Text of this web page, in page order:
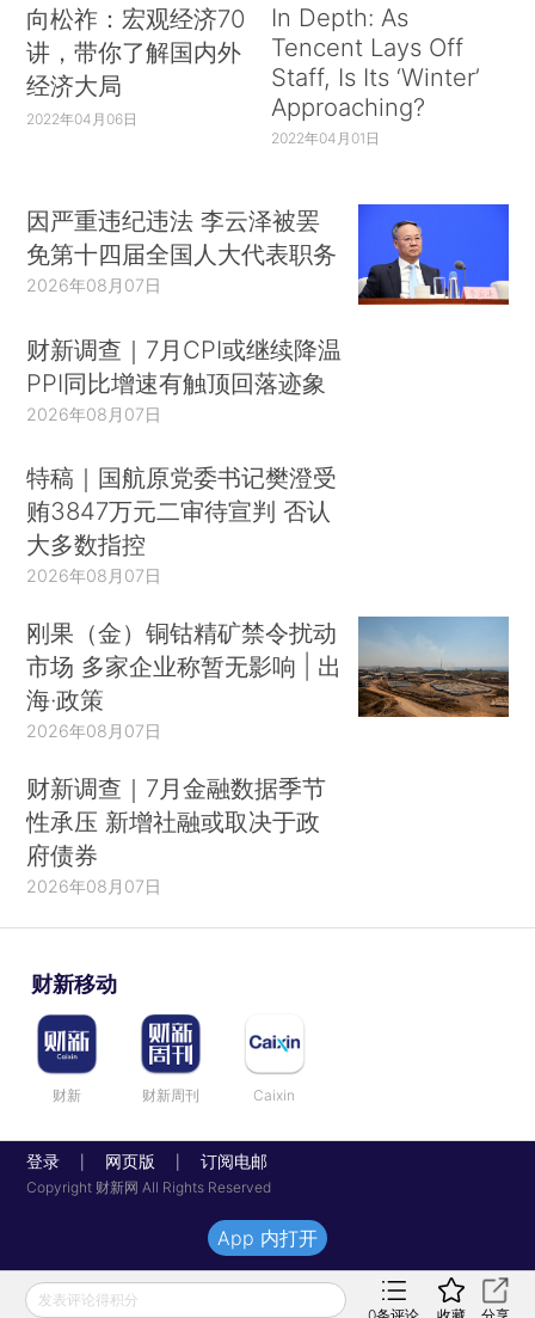
向松祚：宏观经济70
讲，带你了解国内外
经济大局
2022年04月06日
In Depth: As
Tencent Lays Off
Staff, Is Its ‘Winter’
Approaching?
2022年04月01日
因严重违纪违法 李云泽被罢
免第十四届全国人大代表职务
2026年08月07日
财新调查｜7月CPI或继续降温
PPI同比增速有触顶回落迹象
2026年08月07日
特稿｜国航原党委书记樊澄受
贿3847万元二审待宣判 否认
大多数指控
2026年08月07日
刚果（金）铜钴精矿禁令扰动
市场 多家企业称暂无影响 | 出
海·政策
2026年08月07日
财新调查｜7月金融数据季节
性承压 新增社融或取决于政
府债券
2026年08月07日
财新移动
财新 财新周刊 Caixin
登录 网页版 订阅电邮
Copyright 财新网 All Rights Reserved
发表评论得积分
0条评论 收藏 分享
App 内打开